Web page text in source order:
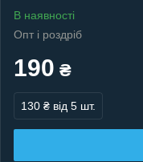
В наявності
Опт і роздріб
190 ₴
130 ₴ від 5 шт.